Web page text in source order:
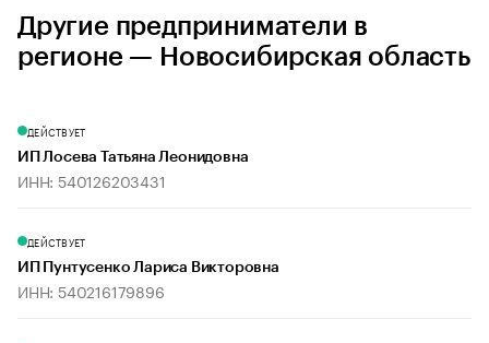
Другие предприниматели в
регионе — Новосибирская область
ДЕЙСТВУЕТ
ИП Лосева Татьяна Леонидовна
ИНН: 540126203431
ДЕЙСТВУЕТ
ИП Пунтусенко Лариса Викторовна
ИНН: 540216179896